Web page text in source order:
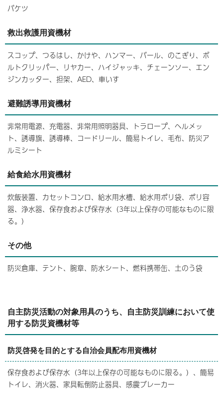
バケツ
救出救護用資機材
スコップ、つるはし、かけや、ハンマー、バール、のこぎり、ボ
ルトクリッパー、リヤカー、ハイジャッキ、チェーンソー、エン
ジンカッター、担架、AED、車いす
避難誘導用資機材
非常用電源、充電器、非常用照明器具、トラロープ、ヘルメッ
ト、誘導旗、誘導棒、コードリール、簡易トイレ、毛布、防災ア
ルミシート
給食給水用資機材
炊飯装置、カセットコンロ、給水用水槽、給水用ポリ袋、ポリ容
器、浄水器、保存食および保存水（3年以上保存の可能なものに限
る。）
その他
防災倉庫、テント、腕章、防水シート、燃料携帯缶、土のう袋
自主防災活動の対象用具のうち、自主防災訓練において使
用する防災資機材等
防災啓発を目的とする自治会員配布用資機材
保存食および保存水（3年以上保存の可能なものに限る。）、簡易
トイレ、消火器、家具転倒防止器具、感震ブレーカー